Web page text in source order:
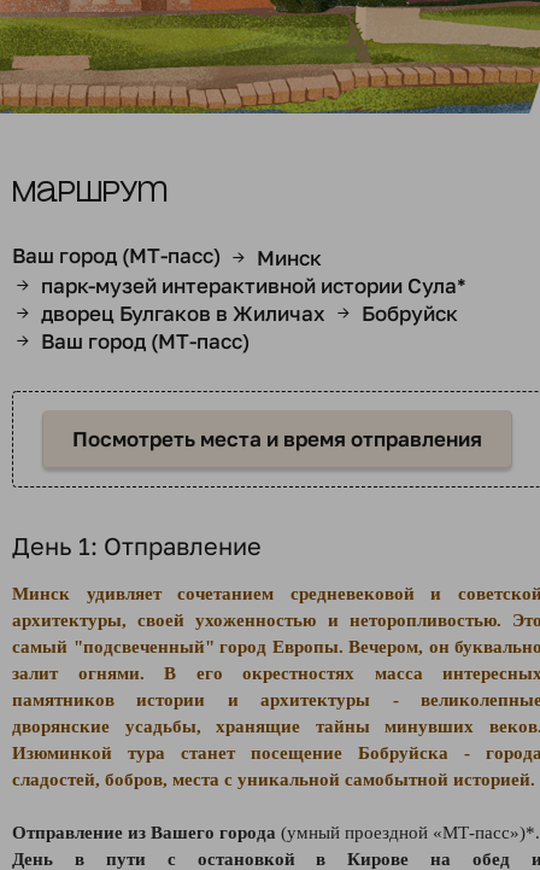
Маршрут
Ваш город (МТ-пасс) → Минск
→ парк-музей интерактивной истории Сула*
→ дворец Булгаков в Жиличах → Бобруйск
→ Ваш город (МТ-пасс)
Посмотреть места и время отправления
День 1: Отправление
Минск удивляет сочетанием средневековой и
архитектуры, своей ухоженностью и неторопливостью.
самый "подсвеченный" город Европы. Вечером, он
залит огнями. В его окрестностях масса
памятников истории и архитектуры -
дворянские усадьбы, хранящие тайны минувших
Изюминкой тура станет посещение Бобруйска -
сладостей, бобров, места с уникальной самобытной историей.
Отправление из Вашего города (умный проездной «МТ-пасс»)*.
День в пути с остановкой в Кирове на обед